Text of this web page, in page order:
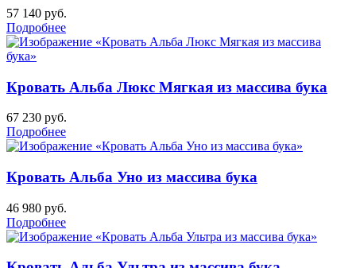
57 140 руб.
Подробнее
Кровать Альба Люкс Мягкая из массива бука
67 230 руб.
Подробнее
Кровать Альба Уно из массива бука
46 980 руб.
Подробнее